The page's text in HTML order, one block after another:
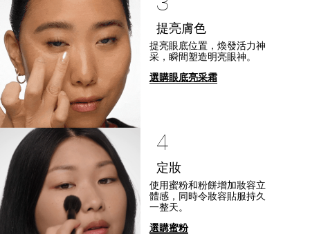
提亮膚色
提亮眼底位置，煥發活力神
采，瞬間塑造明亮眼神。
選購眼底亮采霜
4
定妝
使用蜜粉和粉餅增加妝容立
體感，同時令妝容貼服持久
一整天。
選購蜜粉